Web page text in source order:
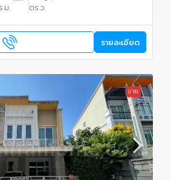
.ม. ตร.ว.
รายละเอียด
ขาย